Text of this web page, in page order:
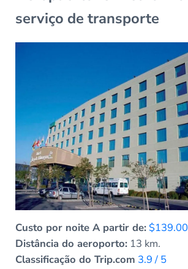
serviço de transporte
Custo por noite A partir de: $139.00
Distância do aeroporto:13 km.
Classificação do Trip.com 3.9 / 5